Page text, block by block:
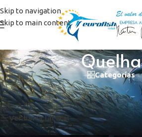
Skip to navigation
Skip to main content
Quelha
Categorías
Inicio/Productos etiquetados “Quelha”
Mostrando los 2 resultados
Ver barra lateral